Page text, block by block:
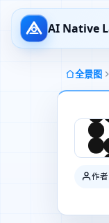
AI Native
全景图
作者